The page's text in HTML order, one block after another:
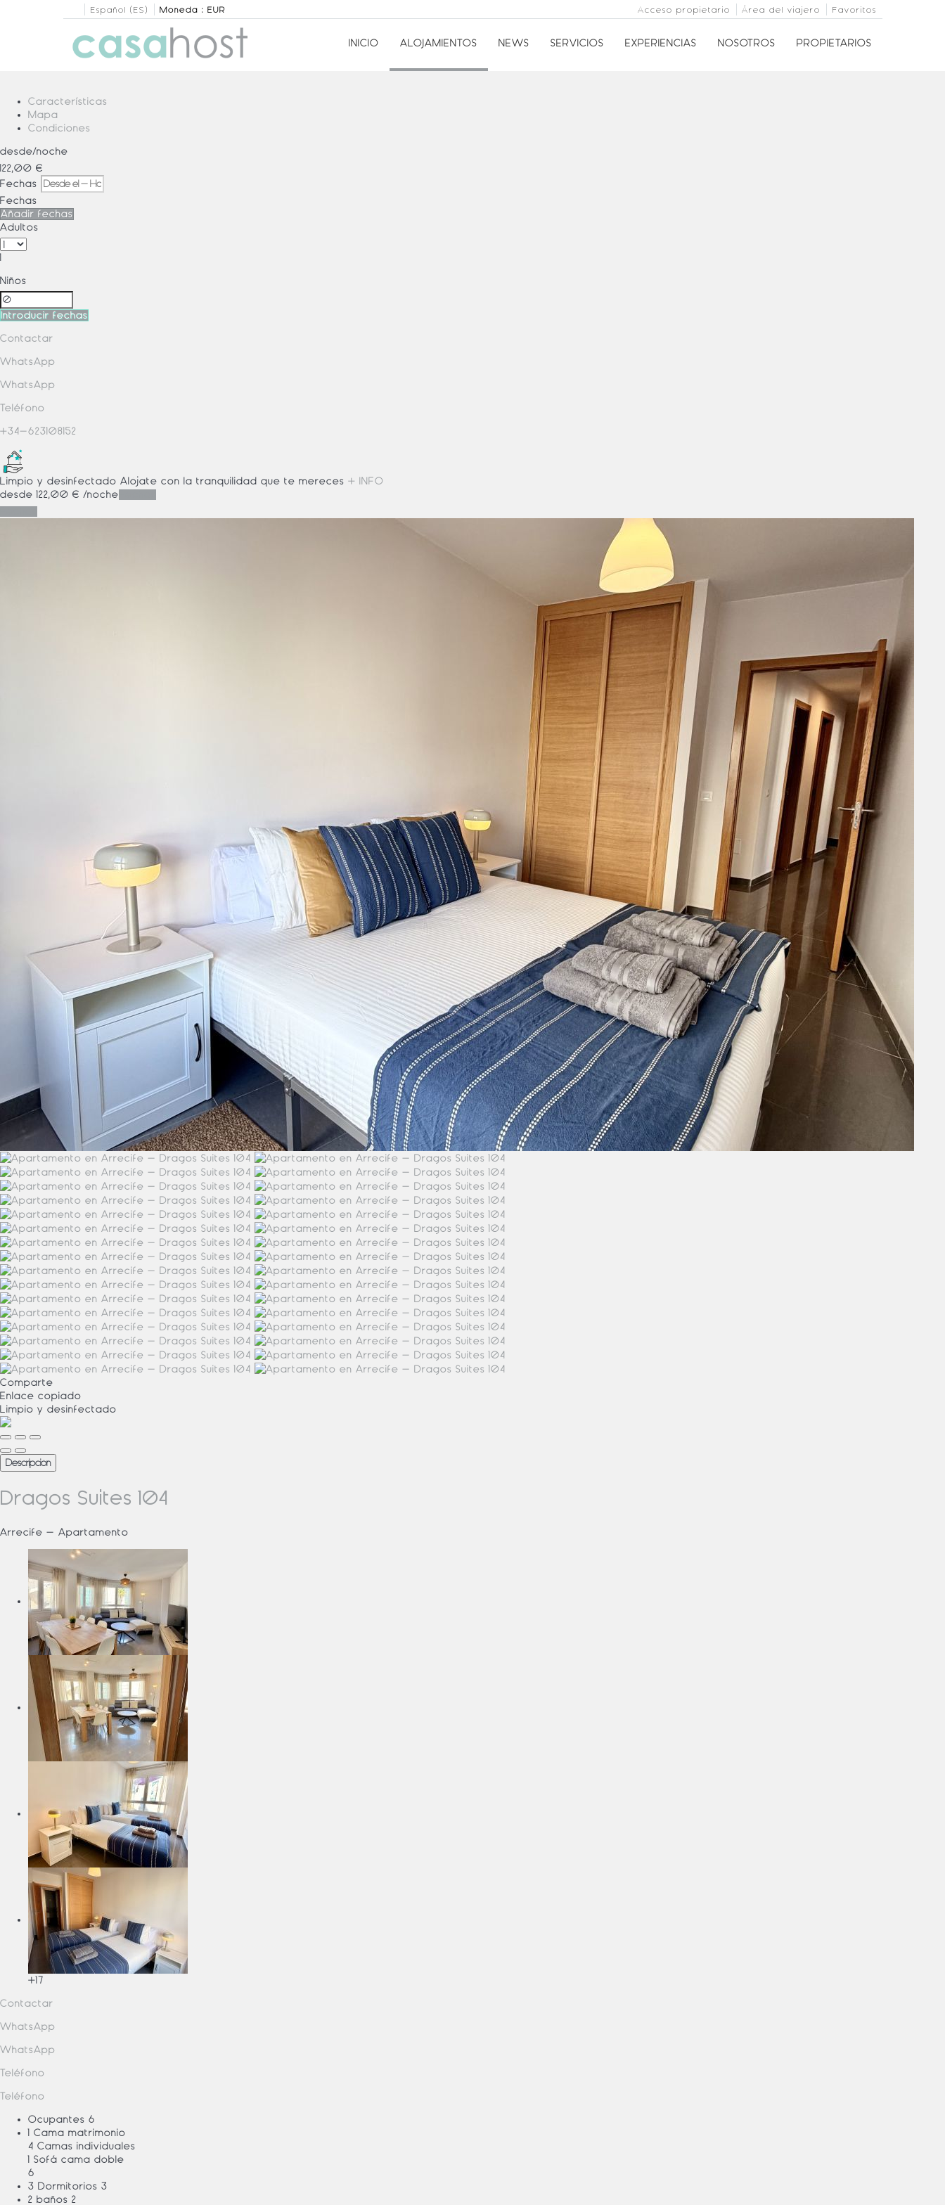
Español (ES) Moneda : EUR Favoritos
Área del viajero
Acceso propietario
INICIO ALOJAMIENTOS NEWS SERVICIOS EXPERIENCIAS NOSOTROS PROPIETARIOS
Características
Mapa
Condiciones
desde/noche
122,00 €
Fechas
Fechas
Añadir fechas
Adultos
Niños
Introducir fechas
Contactar
WhatsApp
WhatsApp
Teléfono
+34-623108152
Limpio y desinfectado Alójate con la tranquilidad que te mereces + INFO
desde 122,00 € /noche
Comparte
Enlace copiado
Limpio y desinfectado
Descripción
Dragos Suites 104
Arrecife - Apartamento
+17
Contactar
WhatsApp
WhatsApp
Teléfono
Teléfono
Ocupantes 6
1 Cama matrimonio
4 Camas individuales
1 Sofá cama doble
6
3 Dormitorios 3
2 baños 2